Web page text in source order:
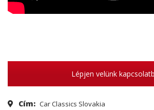
Lépjen velünk
Cím: Car Classics Slovakia